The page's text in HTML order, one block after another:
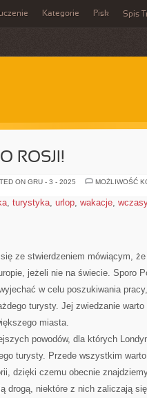
Kategorie Pisk Spis
ROSJI!
ON GRU - 3 - 2025
MOŻLIWOŚĆ
, turystyka, urlop, wakacje,
ze stwierdzeniem mówiącym,
jeżeli nie na świecie. Sporo
w celu poszukiwania
turysty. Jej zwiedzanie
miasta.
powodów, dla których
turysty. Przede wszystkim
dzięki czemu obecnie
drogą, niektóre z nich zaliczają